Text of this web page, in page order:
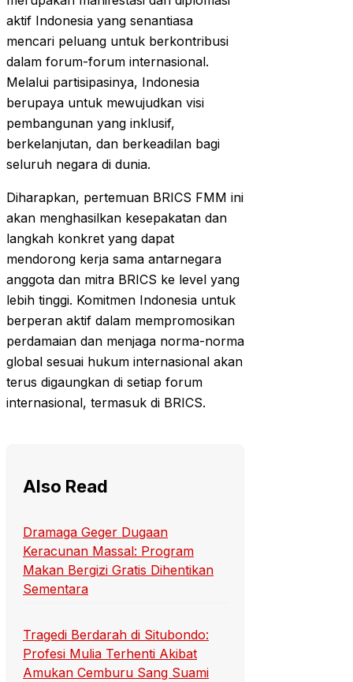
aktif Indonesia yang senantiasa
mencari peluang untuk berkontribusi
dalam forum-forum internasional.
Melalui partisipasinya, Indonesia
berupaya untuk mewujudkan visi
pembangunan yang inklusif,
berkelanjutan, dan berkeadilan bagi
seluruh negara di dunia.
Diharapkan, pertemuan BRICS FMM ini
akan menghasilkan kesepakatan dan
langkah konkret yang dapat
mendorong kerja sama antarnegara
anggota dan mitra BRICS ke level yang
lebih tinggi. Komitmen Indonesia untuk
berperan aktif dalam mempromosikan
perdamaian dan menjaga norma-norma
global sesuai hukum internasional akan
terus digaungkan di setiap forum
internasional, termasuk di BRICS.
Also Read
Dramaga Geger Dugaan
Keracunan Massal: Program
Makan Bergizi Gratis Dihentikan
Sementara
Tragedi Berdarah di Situbondo:
Profesi Mulia Terhenti Akibat
Amukan Cemburu Sang Suami